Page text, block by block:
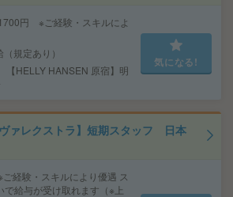
円 ※ご経験・スキルによ
規定あり）
HELLY HANSEN 原宿】明
気になる!
ァレクストラ】短期スタッフ 日本
経験・スキルにより優遇 ス
で給与が受け取れます（※上